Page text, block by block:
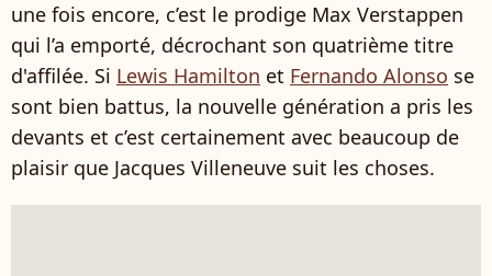
une fois encore, c’est le prodige Max Verstappen
qui l’a emporté, décrochant son quatrième titre
d'affilée. Si Lewis Hamilton et Fernando Alonso se
sont bien battus, la nouvelle génération a pris les
devants et c’est certainement avec beaucoup de
plaisir que Jacques Villeneuve suit les choses.